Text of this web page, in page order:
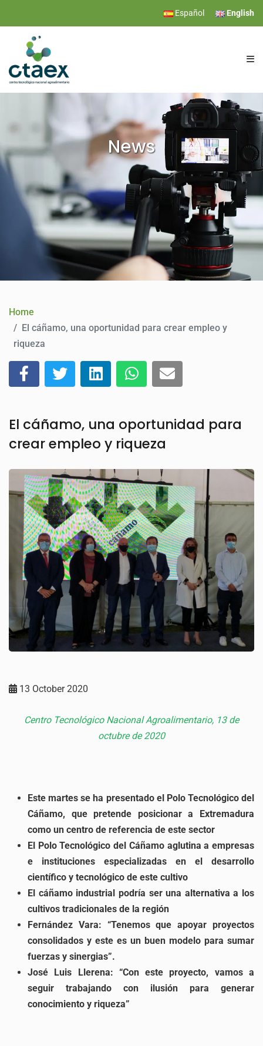
Español English
RESEARCH
SERVICES
EVENTS
NEWS
CONTACT
News
Home
El cáñamo, una oportunidad para crear empleo y
riqueza
El cáñamo, una oportunidad para
crear empleo y riqueza
13 October 2020
Centro Tecnológico Nacional Agroalimentario, 13 de
octubre de 2020
Este martes se ha presentado el Polo Tecnológico del
Cáñamo, que pretende posicionar a Extremadura
como un centro de referencia de este sector
El Polo Tecnológico del Cáñamo aglutina a empresas
e instituciones especializadas en el desarrollo
científico y tecnológico de este cultivo
El cáñamo industrial podría ser una alternativa a los
cultivos tradicionales de la región
Fernández Vara: “Tenemos que apoyar proyectos
consolidados y este es un buen modelo para sumar
fuerzas y sinergias”.
José Luis Llerena: “Con este proyecto, vamos a
seguir trabajando con ilusión para generar
conocimiento y riqueza”